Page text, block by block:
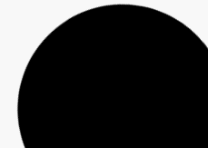
inscrições para o curso gratuito
Secretaria de Inovação, em